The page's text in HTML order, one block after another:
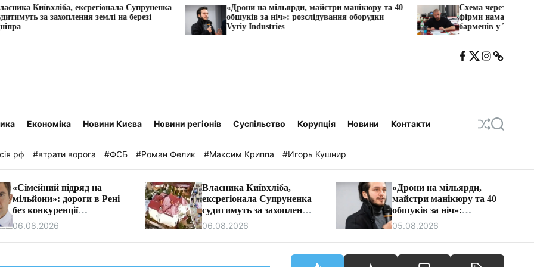
Супруненка
землі на березі
«Дрони на мільярди, майстри манікюру та 40
обшуків за ніч»: розслідування оборудки
Vyriy Industries
Схема через «транзитну» ФОП: як
фірми намагалися заблокувати
барменів у Трускавці.
F
T
w
I
n
T
Економіка Новини Києва Новини регіонів Суспільство Корупція Новини Контакти
П
е
т
с
у
и
П
о
к
рф #втрати ворога #ФСБ #Роман Фелик #Максим Криппа #Игорь Кушнир
«Сімейний підряд на
мільйони»: дороги в Рені
без конкуренції
ремонтуватиме фірма
комісії Ізмаїла.
06.08.2026
Власника Київхліба,
ексрегіонала Супруненка
судитимуть за захоплення
землі на березі Дніпра
06.08.2026
«Дрони на мільярди,
майстри манікюру та 40
обшуків за ніч»:
розслідування оборудки
Vyriy Industries
05.08.2026